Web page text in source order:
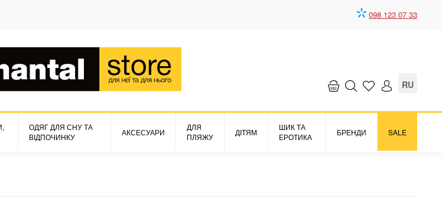
098 123 07 33
RU
ОДЯГ ДЛЯ СНУ ТА
ВІДПОЧИНКУ
АКСЕСУАРИ
ДЛЯ
ПЛЯЖУ
ДІТЯМ
ШИК ТА
ЕРОТИКА
БРЕНДИ SALE